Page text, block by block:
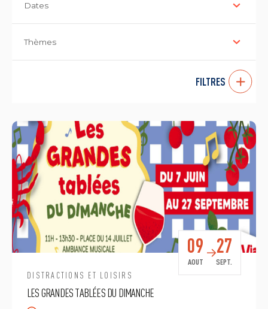
Dates
Thèmes
FILTRES
DISTRACTIONS ET LOISIRS
LES GRANDES TABLÉES DU DIMANCHE
09
AOUT
27
SEPT.